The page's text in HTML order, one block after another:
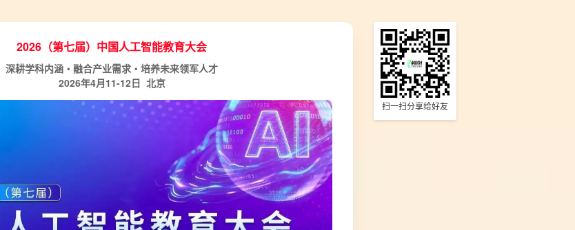
2026（第七届）中国人工智能教育大会
深耕学科内涵・融合产业需求・培养未来领军人才
2026年4月11-12日 北京
扫一扫分享给好友